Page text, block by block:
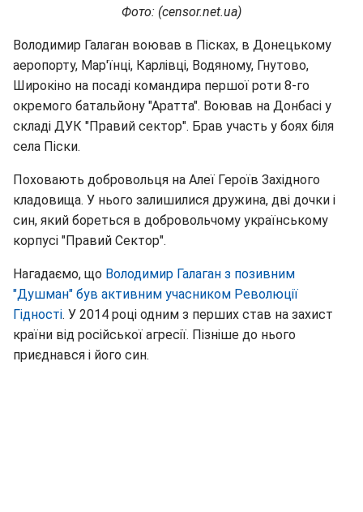
Фото: (censor.net.ua)
Володимир Галаган воював в Пісках, в Донецькому
аеропорту, Мар'їнці, Карлівці, Водяному, Гнутово,
Широкіно на посаді командира першої роти 8-го
окремого батальйону "Аратта". Воював на Донбасі у
складі ДУК "Правий сектор". Брав участь у боях біля
села Піски.
Поховають добровольця на Алеї Героїв Західного
кладовища. У нього залишилися дружина, дві дочки і
син, який бореться в добровольчому українському
корпусі "Правий Сектор".
Нагадаємо, що Володимир Галаган з позивним
"Душман" був активним учасником Революції
Гідності. У 2014 році одним з перших став на захист
країни від російської агресії. Пізніше до нього
приєднався і його син.